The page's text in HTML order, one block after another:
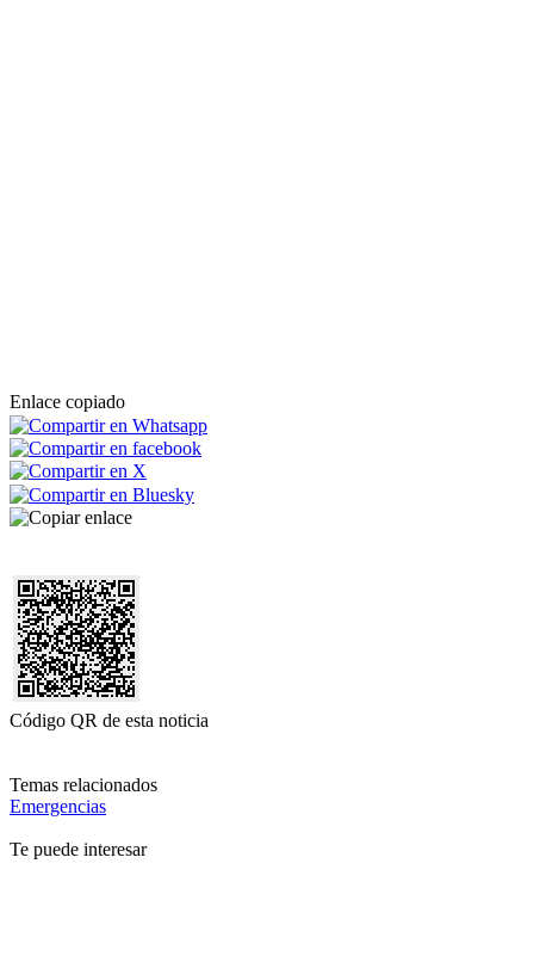
Enlace copiado
Código QR de esta noticia
Temas relacionados
Emergencias
Te puede interesar